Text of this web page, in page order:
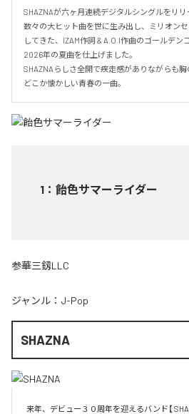
SHAZNAが六ヶ月連続デジタルシングルをリリ
数々の大ヒット曲を世に生み出し、ミリオン
してきた、IZAM作詞 & A.O.I作曲のゴールデ
2026年の夏曲を仕上げました。
SHAZNAらしさ全開で疾走感がありながらも胸
どこか懐かしい青春の一曲。
1 ： 飴色サマーライダー
参華三釼LLC
ジャンル： J-Pop
SHAZNA
来年、デビュー３０周年を迎えるバンド【